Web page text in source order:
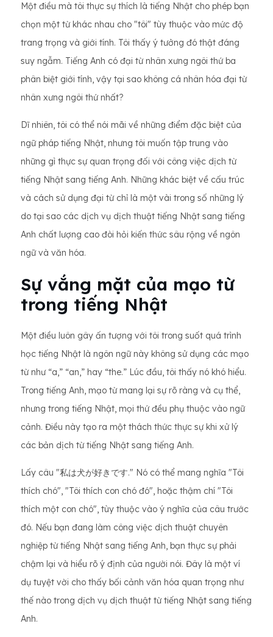
Một điều mà tôi thực sự thích là tiếng Nhật cho phép bạn
chọn một từ khác nhau cho "tôi" tùy thuộc vào mức độ
trang trọng và giới tính. Tôi thấy ý tưởng đó thật đáng
suy ngẫm. Tiếng Anh có đại từ nhân xưng ngôi thứ ba
phân biệt giới tính, vậy tại sao không cá nhân hóa đại từ
nhân xưng ngôi thứ nhất?
Dĩ nhiên, tôi có thể nói mãi về những điểm đặc biệt của
ngữ pháp tiếng Nhật, nhưng tôi muốn tập trung vào
những gì thực sự quan trọng đối với công việc dịch từ
tiếng Nhật sang tiếng Anh. Những khác biệt về cấu trúc
và cách sử dụng đại từ chỉ là một vài trong số những lý
do tại sao các dịch vụ dịch thuật tiếng Nhật sang tiếng
Anh chất lượng cao đòi hỏi kiến ​​thức sâu rộng về ngôn
ngữ và văn hóa.
Sự vắng mặt của mạo từ
trong tiếng Nhật
Một điều luôn gây ấn tượng với tôi trong suốt quá trình
học tiếng Nhật là ngôn ngữ này không sử dụng các mạo
từ như “a,” “an,” hay “the.” Lúc đầu, tôi thấy nó khó hiểu.
Trong tiếng Anh, mạo từ mang lại sự rõ ràng và cụ thể,
nhưng trong tiếng Nhật, mọi thứ đều phụ thuộc vào ngữ
cảnh. Điều này tạo ra một thách thức thực sự khi xử lý
các bản dịch từ tiếng Nhật sang tiếng Anh.
Lấy câu "私は犬が好きです." Nó có thể mang nghĩa "Tôi
thích chó", "Tôi thích con chó đó", hoặc thậm chí "Tôi
thích một con chó", tùy thuộc vào ý nghĩa của câu trước
đó. Nếu bạn đang làm công việc dịch thuật chuyên
nghiệp từ tiếng Nhật sang tiếng Anh, bạn thực sự phải
chậm lại và hiểu rõ ý định của người nói. Đây là một ví
dụ tuyệt vời cho thấy bối cảnh văn hóa quan trọng như
thế nào trong dịch vụ dịch thuật từ tiếng Nhật sang tiếng
Anh.